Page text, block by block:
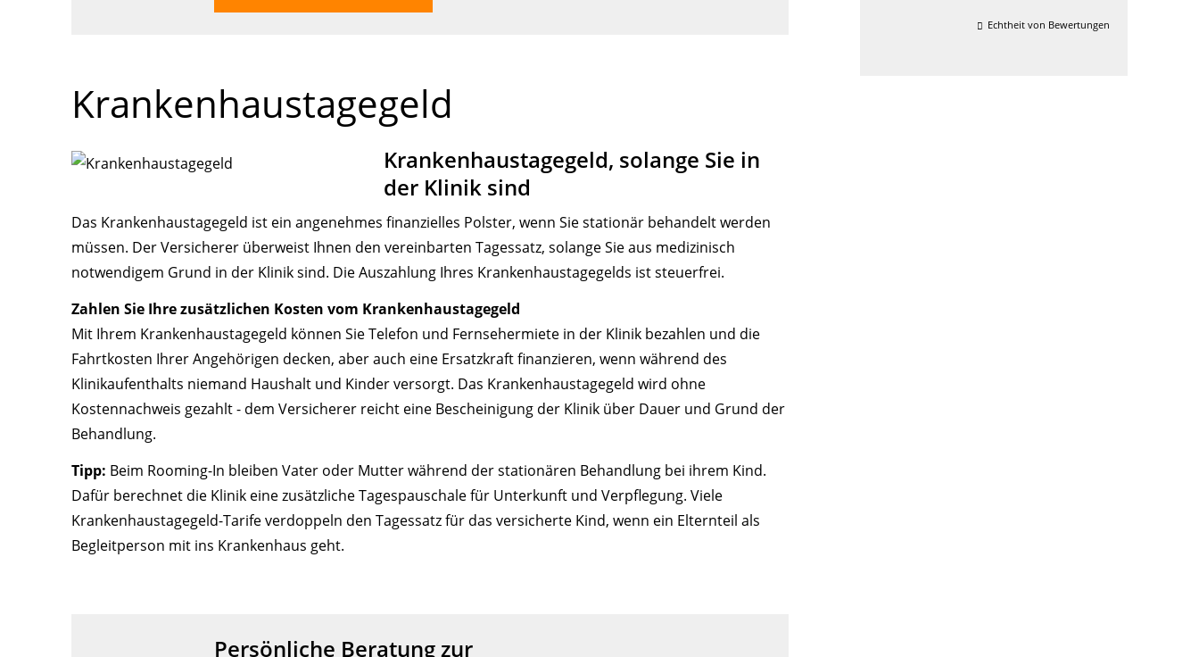
Echtheit von Bewertungen
Krankenhaustagegeld
Krankenhaustagegeld, solange Sie in
der Klinik sind
Das Krankenhaustagegeld ist ein angenehmes finanzielles Polster, wenn Sie stationär behandelt werden
müssen. Der Versicherer überweist Ihnen den vereinbarten Tagessatz, solange Sie aus medizinisch
notwendigem Grund in der Klinik sind. Die Auszahlung Ihres Krankenhaustagegelds ist steuerfrei.
Zahlen Sie Ihre zusätzlichen Kosten vom Krankenhaustagegeld
Mit Ihrem Krankenhaustagegeld können Sie Telefon und Fernsehermiete in der Klinik bezahlen und die
Fahrtkosten Ihrer Angehörigen decken, aber auch eine Ersatzkraft finanzieren, wenn während des
Klinikaufenthalts niemand Haushalt und Kinder versorgt. Das Krankenhaustagegeld wird ohne
Kostennachweis gezahlt - dem Versicherer reicht eine Bescheinigung der Klinik über Dauer und Grund der
Behandlung.
Tipp: Beim Rooming-In bleiben Vater oder Mutter während der stationären Behandlung bei ihrem Kind.
Dafür berechnet die Klinik eine zusätzliche Tagespauschale für Unterkunft und Verpflegung. Viele
Krankenhaustagegeld-Tarife verdoppeln den Tagessatz für das versicherte Kind, wenn ein Elternteil als
Begleitperson mit ins Krankenhaus geht.
Persönliche Beratung zur